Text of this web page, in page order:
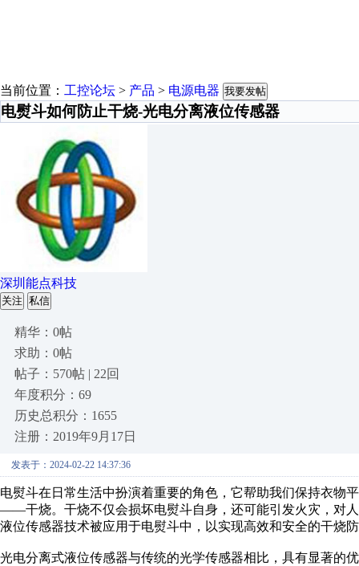
当前位置： 工控论坛 > 产品 > 电源电器 我要发帖
电熨斗如何防止干烧-光电分离液位传感器
深圳能点科技
关注 私信
精华：0帖
求助：0帖
帖子：570帖 | 22回
年度积分：69
历史总积分：1655
注册：2019年9月17日
发表于：2024-02-22 14:37:36
电熨斗在日常生活中扮演着重要的角色，它帮助我们保持衣物
——干烧。干烧不仅会损坏电熨斗自身，还可能引发火灾，对
液位传感器技术被应用于电熨斗中，以实现高效和安全的干烧
光电分离式液位传感器与传统的光学传感器相比，具有显著的